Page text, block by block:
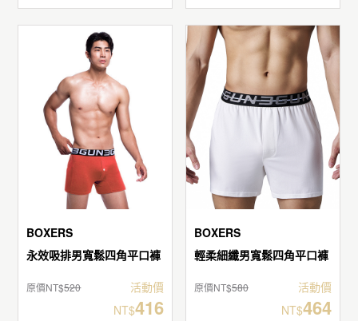
BOXERS
永效吸排男寬鬆四角平口褲
原價NT$520
活動價
NT$416
BOXERS
輕柔細纖男寬鬆四角平口褲
原價NT$580
活動價
NT$464